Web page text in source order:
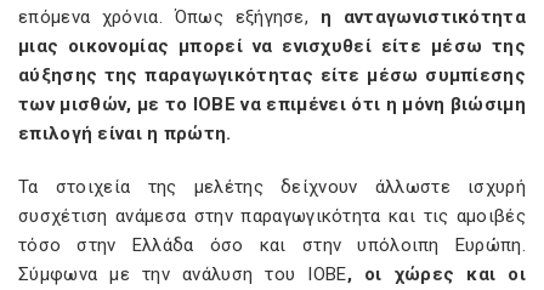
επόμενα χρόνια. Όπως εξήγησε, η ανταγωνιστικότητα
μιας οικονομίας μπορεί να ενισχυθεί είτε μέσω της
αύξησης της παραγωγικότητας είτε μέσω συμπίεσης
των μισθών, με το ΙΟΒΕ να επιμένει ότι η μόνη βιώσιμη
επιλογή είναι η πρώτη.
Τα στοιχεία της μελέτης δείχνουν άλλωστε ισχυρή
συσχέτιση ανάμεσα στην παραγωγικότητα και τις αμοιβές
τόσο στην Ελλάδα όσο και στην υπόλοιπη Ευρώπη.
Σύμφωνα με την ανάλυση του ΙΟΒΕ, οι χώρες και οι